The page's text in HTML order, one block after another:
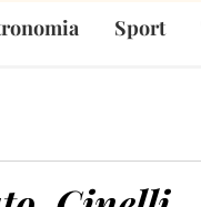
Sport